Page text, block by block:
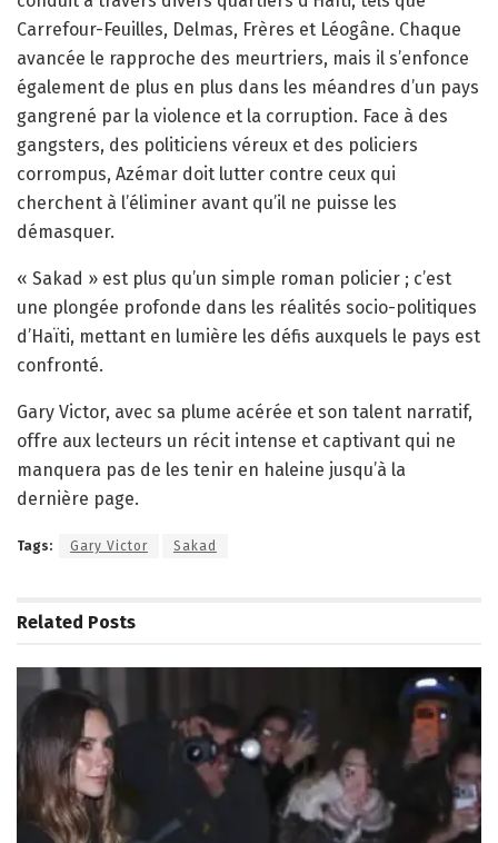
Carrefour-Feuilles, Delmas, Frères et Léogâne. Chaque
avancée le rapproche des meurtriers, mais il s’enfonce
également de plus en plus dans les méandres d’un pays
gangrené par la violence et la corruption. Face à des
gangsters, des politiciens véreux et des policiers
corrompus, Azémar doit lutter contre ceux qui
cherchent à l’éliminer avant qu’il ne puisse les
démasquer.
« Sakad » est plus qu’un simple roman policier ; c’est
une plongée profonde dans les réalités socio-politiques
d’Haïti, mettant en lumière les défis auxquels le pays est
confronté.
Gary Victor, avec sa plume acérée et son talent narratif,
offre aux lecteurs un récit intense et captivant qui ne
manquera pas de les tenir en haleine jusqu’à la
dernière page.
Tags: Gary Victor Sakad
Related Posts